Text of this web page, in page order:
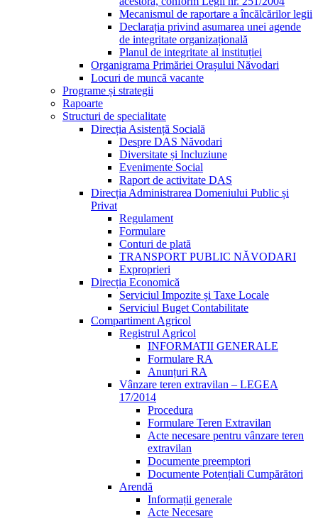
Mecanismul de raportare a încălcărilor legii
Declarația privind asumarea unei agende
de integritate organizațională
Planul de integritate al instituției
Organigrama Primăriei Orașului Năvodari
Locuri de muncă vacante
Programe și strategii
Rapoarte
Structuri de specialitate
Direcția Asistență Socială
Despre DAS Năvodari
Diversitate și Incluziune
Evenimente Social
Raport de activitate DAS
Direcția Administrarea Domeniului Public și
Privat
Regulament
Formulare
Conturi de plată
TRANSPORT PUBLIC NĂVODARI
Exproprieri
Direcția Economică
Serviciul Impozite și Taxe Locale
Serviciul Buget Contabilitate
Compartiment Agricol
Registrul Agricol
INFORMATII GENERALE
Formulare RA
Anunțuri RA
Vânzare teren extravilan – LEGEA
17/2014
Procedura
Formulare Teren Extravilan
Acte necesare pentru vânzare teren
extravilan
Documente preemptori
Documente Potențiali Cumpărători
Arendă
Informații generale
Acte Necesare